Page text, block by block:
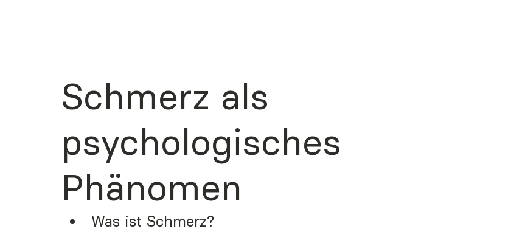
Schmerz als
psychologisches
Phänomen
Was ist Schmerz?